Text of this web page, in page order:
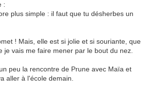
:
plus simple : il faut que tu désherbes un
! Mais, elle est si jolie et si souriante, que
je vais me faire mener par le bout du nez.
peu la rencontre de Prune avec Maïa et
aller à l'école demain.